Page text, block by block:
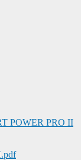
POWER PRO II